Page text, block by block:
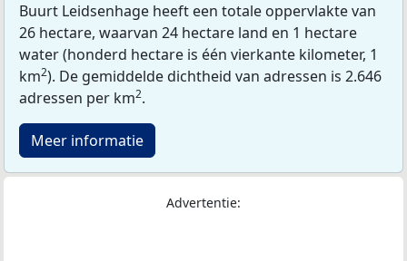
Buurt Leidsenhage heeft een totale oppervlakte van
26 hectare, waarvan 24 hectare land en 1 hectare
water (honderd hectare is één vierkante kilometer, 1
km2). De gemiddelde dichtheid van adressen is 2.646
adressen per km2.
Meer informatie
Advertentie: